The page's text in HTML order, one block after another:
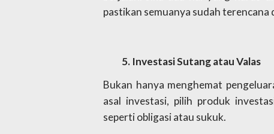
pastikan semuanya sudah terencana
Investasi Sutang atau Valas
Bukan hanya menghemat
asal investasi, pilih produk
seperti obligasi atau sukuk.